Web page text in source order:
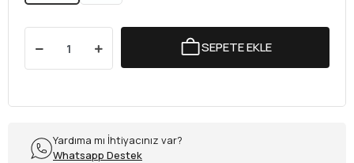
SEPETE EKLE
Yardıma mı İhtiyacınız var?
Whatsapp Destek